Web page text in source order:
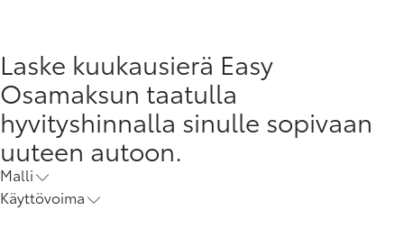
Laske kuukausierä Easy
Osamaksun taatulla
hyvityshinnalla sinulle sopivaan
uuteen autoon.
Malli
Käyttövoima